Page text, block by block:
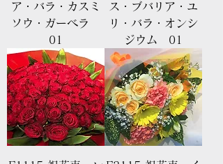
ア・バラ・カスミ
ソウ・ガーベラ
01
ス・ブバリア・ユ
リ・バラ・オンシ
ジウム 01